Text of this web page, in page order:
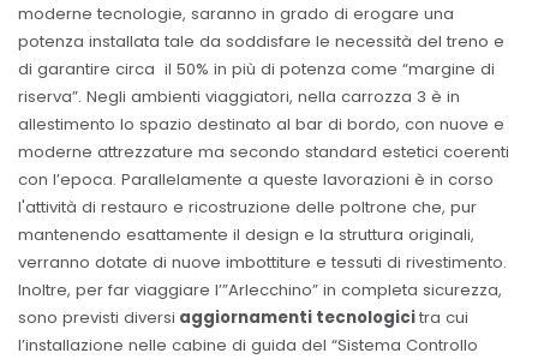
moderne tecnologie, saranno in grado di erogare una
potenza installata tale da soddisfare le necessità del treno e
di garantire circa il 50% in più di potenza come “margine di
riserva”. Negli ambienti viaggiatori, nella carrozza 3 è in
allestimento lo spazio destinato al bar di bordo, con nuove e
moderne attrezzature ma secondo standard estetici coerenti
con l’epoca. Parallelamente a queste lavorazioni è in corso
l'attività di restauro e ricostruzione delle poltrone che, pur
mantenendo esattamente il design e la struttura originali,
verranno dotate di nuove imbottiture e tessuti di rivestimento.
Inoltre, per far viaggiare l’”Arlecchino” in completa sicurezza,
sono previsti diversi aggiornamenti tecnologicitra cui
l’installazione nelle cabine di guida del “Sistema Controllo